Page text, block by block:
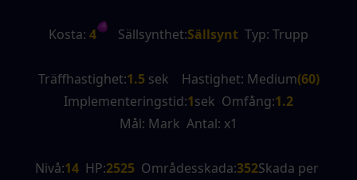
Kosta: 4 Sällsynthet:Sällsynt Typ: Trupp
Träffhastighet:1.5 sek    Hastighet: Medium(60)
Implementeringstid:1sek  Omfång:1.2
Mål: Mark  Antal: x1
Nivå:14 HP:2525 Områdesskada:352Skada per